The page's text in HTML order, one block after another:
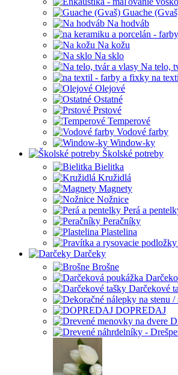
Guache
Na hodváb
Na kožu
Na sklo
Na telo,
na
Olejové
Ostatné
Prstové
Temperové
Vodové farby
Window-ky
Školské potreby
Bielitka
Kružidlá
Magnety
Nožnice
Perá a
Peračníky
Plastelina
Darčeky
Brošne
Darčekové
DOPREDAJ